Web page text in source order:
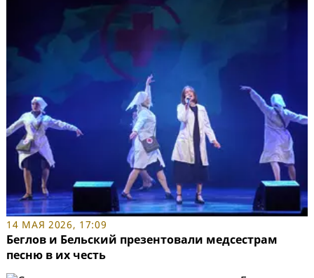
14 МАЯ 2026, 17:09
Беглов и Бельский презентовали медсестрам
песню в их честь